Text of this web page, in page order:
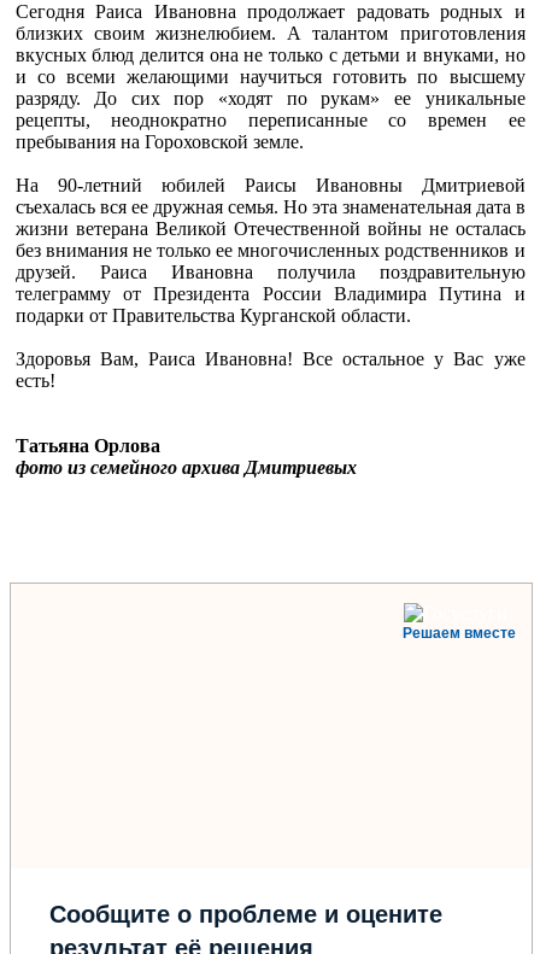
Сегодня Раиса Ивановна продолжает радовать родных и
близких своим жизнелюбием. А талантом приготовления
вкусных блюд делится она не только с детьми и внуками, но
и со всеми желающими научиться готовить по высшему
разряду. До сих пор «ходят по рукам» ее уникальные
рецепты, неоднократно переписанные со времен ее
пребывания на Гороховской земле.
На 90-летний юбилей Раисы Ивановны Дмитриевой
съехалась вся ее дружная семья. Но эта знаменательная дата в
жизни ветерана Великой Отечественной войны не осталась
без внимания не только ее многочисленных родственников и
друзей. Раиса Ивановна получила поздравительную
телеграмму от Президента России Владимира Путина и
подарки от Правительства Курганской области.
Здоровья Вам, Раиса Ивановна! Все остальное у Вас уже
есть!
Татьяна Орлова
фото из семейного архива Дмитриевых
Решаем вместе
Сообщите о проблеме и оцените
результат её решения